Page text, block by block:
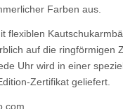
Farben aus.
flexiblen
auf die ringförmigen
Uhr wird in einer
Zertifikat geliefert.